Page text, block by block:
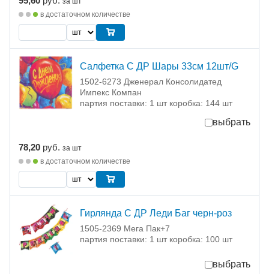
в достаточном количестве
Салфетка С ДР Шары 33см 12шт/G
1502-6273 Дженерал Консолидатед
Импекс Компан
партия поставки: 1 шт коробка: 144 шт
выбрать
78,20 руб. за шт
в достаточном количестве
Гирлянда С ДР Леди Баг черн-роз
1505-2369 Мега Пак+7
партия поставки: 1 шт коробка: 100 шт
выбрать